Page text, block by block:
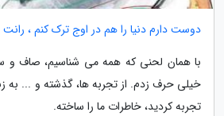
دوست دارم دنیا را هم در اوج ترک کنم ، رانت
با همان لحنی که همه می شناسیم، صاف و
خیلی حرف زدم. از تجربه ها، گذشته و ... به
تجربه کردید، خاطرات ما را ساخته.